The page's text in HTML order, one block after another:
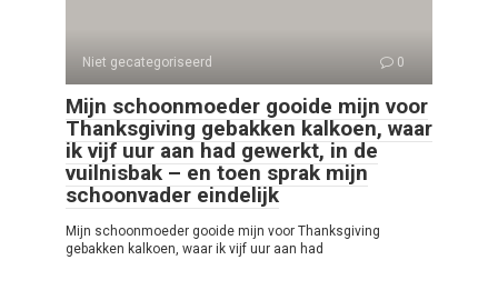
Niet gecategoriseerd 0
Mijn schoonmoeder gooide mijn voor
Thanksgiving gebakken kalkoen, waar
ik vijf uur aan had gewerkt, in de
vuilnisbak – en toen sprak mijn
schoonvader eindelijk
Mijn schoonmoeder gooide mijn voor Thanksgiving
gebakken kalkoen, waar ik vijf uur aan had